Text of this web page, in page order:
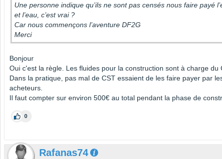
Une personne indique qu’ils ne sont pas censés nous faire payé
et l’eau, c’est vrai ?
Car nous commençons l’aventure DF2G
Merci
Bonjour
Oui c'est la règle. Les fluides pour la construction sont à charge du
Dans la pratique, pas mal de CST essaient de les faire payer par
acheteurs.
Il faut compter sur environ 500€ au total pendant la phase de
0
Rafanas74